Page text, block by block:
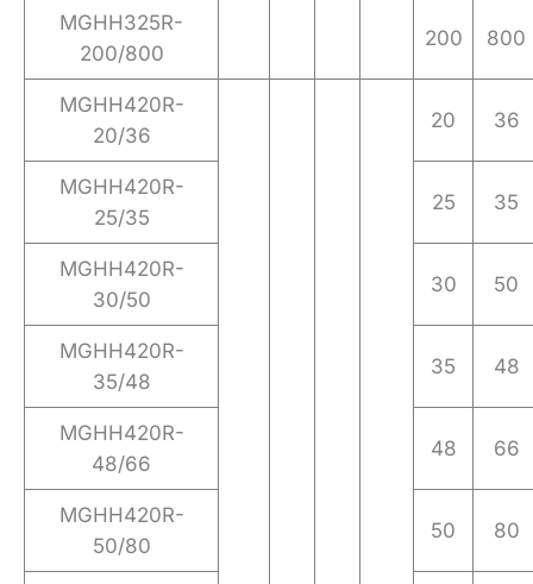
MGHH325R-
200/800
200 800
MGHH420R-
20/36
20 36
MGHH420R-
25/35
25 35
MGHH420R-
30/50
30 50
MGHH420R-
35/48
35 48
MGHH420R-
48/66
48 66
MGHH420R-
50/80
50 80